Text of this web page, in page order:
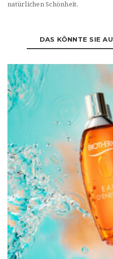
natürlichen Schönheit.
DAS KÖNNTE SIE